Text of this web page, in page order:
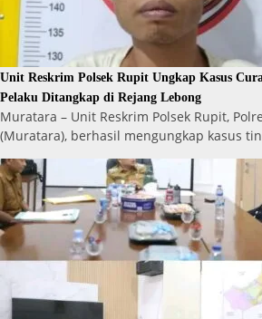
Unit Reskrim Polsek Rupit Ungkap Kasus
Pelaku Ditangkap di Rejang Lebong
Muratara – Unit Reskrim Polsek Rupit,
(Muratara), berhasil mengungkap kasus